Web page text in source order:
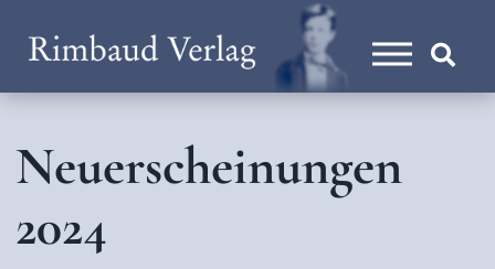
Neuerscheinungen
2024